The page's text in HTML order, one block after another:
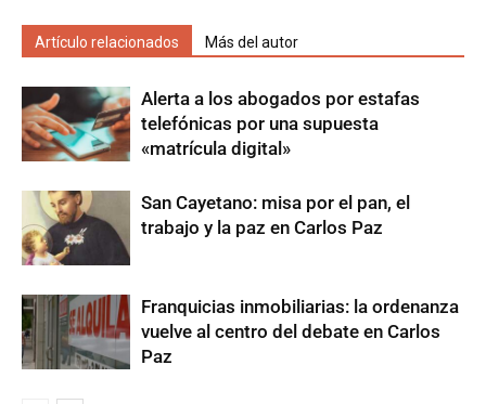
Artículo relacionados Más del autor
Alerta a los abogados por estafas
telefónicas por una supuesta
«matrícula digital»
San Cayetano: misa por el pan, el
trabajo y la paz en Carlos Paz
Franquicias inmobiliarias: la ordenanza
vuelve al centro del debate en Carlos
Paz